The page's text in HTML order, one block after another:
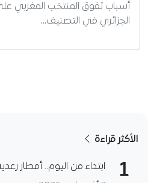
أسباب تفوق المنتخب المغربي
الجزائري في التصنيف…
الأكثر قراءة
1 ابتداء من اليوم.. أمطار رعدية